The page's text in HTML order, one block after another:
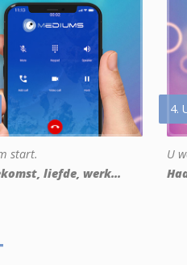
start.
liefde, werk...
4.
U